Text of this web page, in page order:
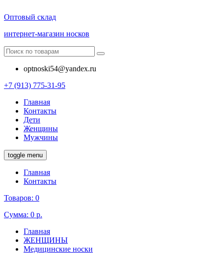
Оптовый склад
интернет-магазин носков
optnoski54@yandex.ru
+7 (913) 775-31-95
Главная
Контакты
Дети
Женщины
Мужчины
toggle menu
Главная
Контакты
Товаров: 0
Сумма: 0 р.
Главная
ЖЕНЩИНЫ
Медицинские носки